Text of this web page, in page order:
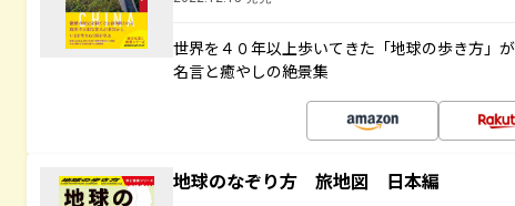
世界を４０年以上歩いてきた「地球の歩き方」
名言と癒やしの絶景集
地球のなぞり方 旅地図 日本編